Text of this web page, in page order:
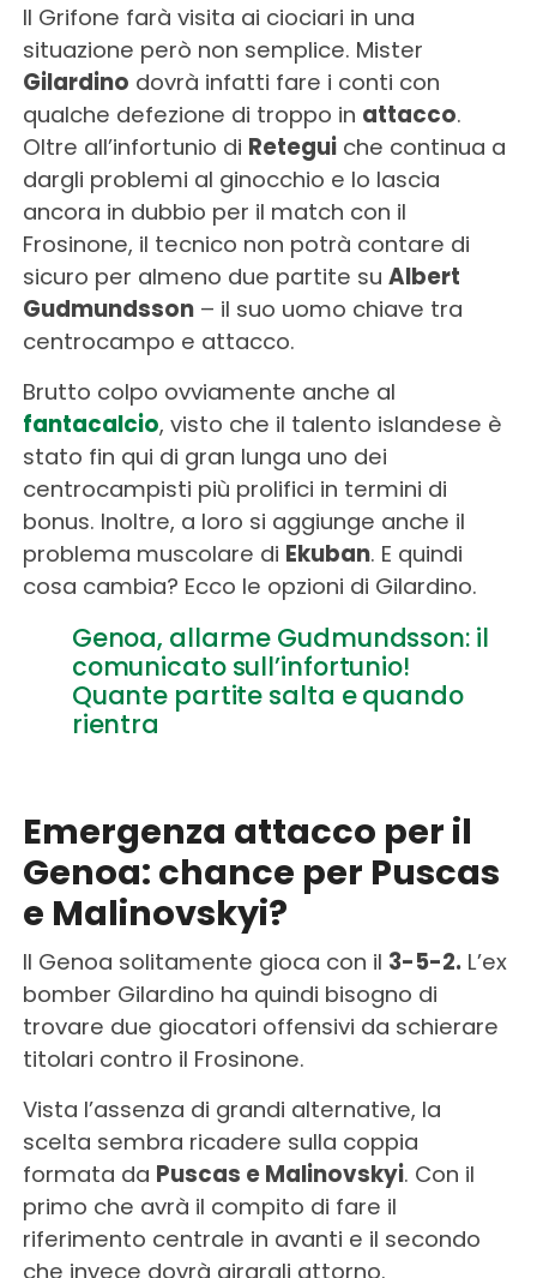
Il Grifone farà visita ai ciociari in una
situazione però non semplice. Mister
Gilardino dovrà infatti fare i conti con
qualche defezione di troppo in attacco.
Oltre all’infortunio di Reteguiche continua a
dargli problemi al ginocchio e lo lascia
ancora in dubbio per il match con il
Frosinone, il tecnico non potrà contare di
sicuro per almeno due partite su Albert
Gudmundsson– il suo uomo chiave tra
centrocampo e attacco.
Brutto colpo ovviamente anche al
fantacalcio, visto che il talento islandese è
stato fin qui di gran lunga uno dei
centrocampisti più prolifici in termini di
bonus. Inoltre, a loro si aggiunge anche il
problema muscolare di Ekuban. E quindi
cosa cambia? Ecco le opzioni di Gilardino.
Genoa, allarme Gudmundsson: il
comunicato sull’infortunio!
Quante partite salta e quando
rientra
Emergenza attacco per il
Genoa: chance per Puscas
e Malinovskyi?
Il Genoa solitamente gioca con il 3-5-2. L’ex
bomber Gilardino ha quindi bisogno di
trovare due giocatori offensivi da schierare
titolari contro il Frosinone.
Vista l’assenza di grandi alternative, la
scelta sembra ricadere sulla coppia
formata da Puscas e Malinovskyi. Con il
primo che avrà il compito di fare il
riferimento centrale in avanti e il secondo
che invece dovrà girargli attorno.